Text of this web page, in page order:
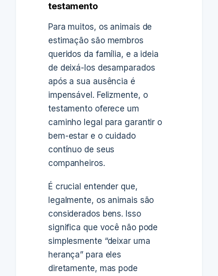
testamento
Para muitos, os animais de
estimação são membros
queridos da família, e a ideia
de deixá-los desamparados
após a sua ausência é
impensável. Felizmente, o
testamento oferece um
caminho legal para garantir o
bem-estar e o cuidado
contínuo de seus
companheiros.
É crucial entender que,
legalmente, os animais são
considerados bens. Isso
significa que você não pode
simplesmente “deixar uma
herança” para eles
diretamente, mas pode